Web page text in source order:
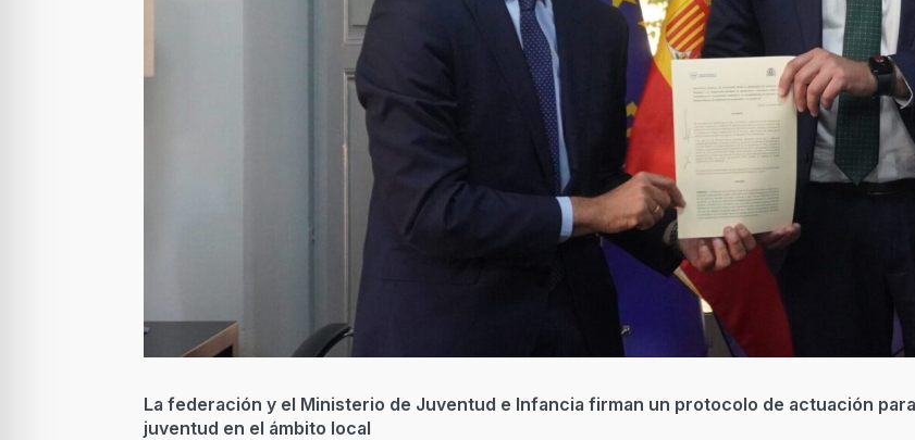
La federación y el Ministerio de Juventud e Infancia firman un protocolo de actuación
juventud en el ámbito local